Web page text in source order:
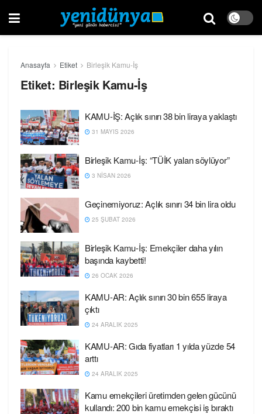
Anasayfa Etiket Birleşik Kamu-İş
Etiket: Birleşik Kamu-İş
KAMU-İŞ: Açlık sınırı 38 bin liraya yaklaştı
31 MAYIS 2026
Birleşik Kamu-İş: “TÜİK yalan söylüyor”
3 NISAN 2026
Geçinemiyoruz: Açlık sınırı 34 bin lira oldu
25 ŞUBAT 2026
Birleşik Kamu-İş: Emekçiler daha yılın
başında kaybetti!
26 OCAK 2026
KAMU-AR: Açlık sınırı 30 bin 655 liraya
çıktı
24 ARALIK 2025
KAMU-AR: Gıda fiyatları 1 yılda yüzde 54
arttı
24 ARALIK 2025
Kamu emekçileri üretimden gelen gücünü
kullandı: 200 bin kamu emekçisi iş bıraktı